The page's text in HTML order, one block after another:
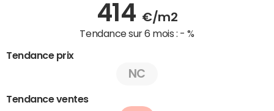
414 €/m2
Tendance sur 6 mois : - %
Tendance prix
NC
Tendance ventes